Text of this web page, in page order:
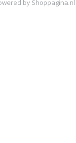
by Shoppagina.nl